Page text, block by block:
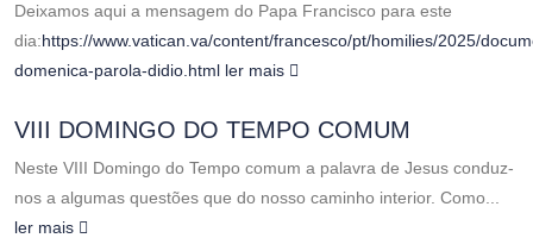
Deixamos aqui a mensagem do Papa Francisco para este
dia:https://www.vatican.va/content/francesco/pt/homilies/2025/
domenica-parola-didio.html ler mais
VIII DOMINGO DO TEMPO COMUM
Neste VIII Domingo do Tempo comum a palavra de Jesus conduz-
nos a algumas questões que do nosso caminho interior. Como...
ler mais